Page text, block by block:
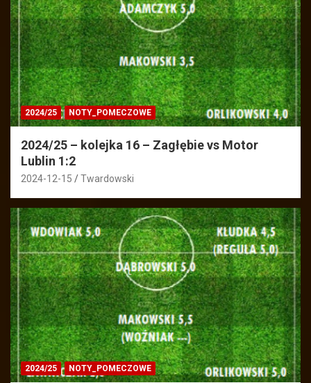
2024/25 NOTY_POMECZOWE
2024/25 – kolejka 16 – Zagłębie vs Motor
Lublin 1:2
2024-12-15 Twardowski
2024/25 NOTY_POMECZOWE